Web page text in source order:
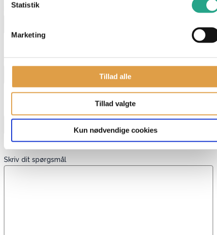
Statistik
Marketing
Tillad alle
Tillad valgte
Kun nødvendige cookies
Navn*
Skriv dit spørgsmål